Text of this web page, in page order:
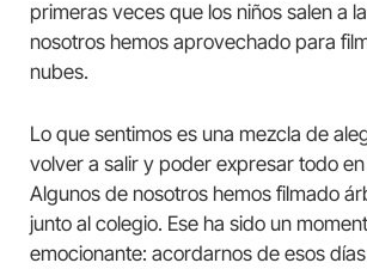
primeras veces que los niños salen a
nosotros hemos aprovechado para
nubes.
Lo que sentimos es una mezcla de
volver a salir y poder expresar todo en
Algunos de nosotros hemos filmado
junto al colegio. Ese ha sido un
emocionante: acordarnos de esos